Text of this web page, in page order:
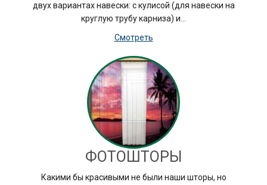
двух вариантах навески: с кулисой (для навески на
круглую трубу карниза) и…
Смотреть
ФОТОШТОРЫ
Какими бы красивыми не были наши шторы, но